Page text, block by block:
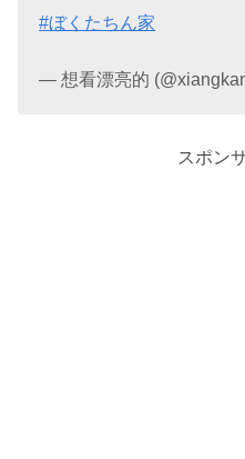
#ぼくたちん家
— 想看漂亮的
スポン